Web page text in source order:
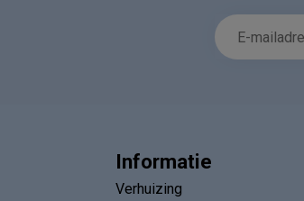
Informatie
Verhuizing